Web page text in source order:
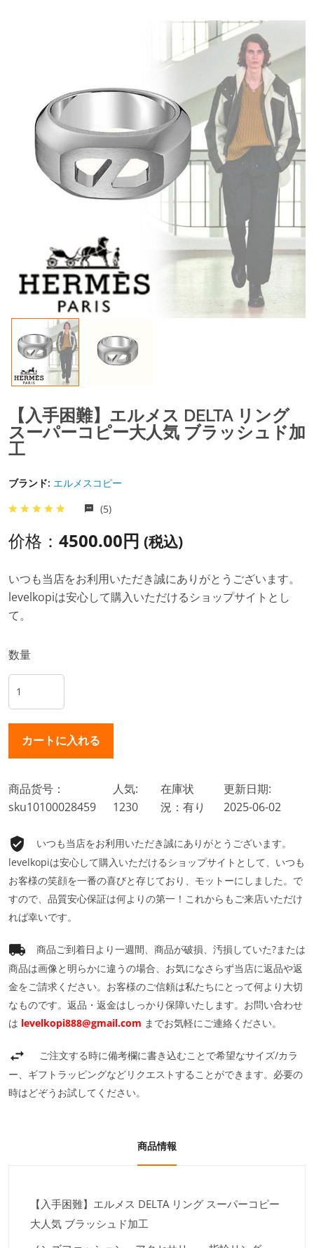
【入手困難】エルメス DELTA リング
スーパーコピー大人気 ブラッシュド加
工
ブランド: エルメスコピー
(5)
价格： 4500.00円 (税込)
いつも当店をお利用いただき誠にありがとうございます。
levelkopiは安心して購入いただけるショップサイトとし
て。
数量
商品货号：
sku10100028459
人気:
1230
在庫状
況：有り
更新日期:
2025-06-02
いつも当店をお利用いただき誠にありがとうございます。
levelkopiは安心して購入いただけるショップサイトとして、いつも
お客様の笑顔を一番の喜びと存じており、モットーにしました。で
すので、品質安心保証は何よりの第一！これからもご来店いただけ
れば幸いです。
商品ご到着日より一週間、商品が破損、汚損していた?または
商品は画像と明らかに違うの場合、お気になさらず当店に返品や返
金をご請求ください。お客様のご信頼は私たちにとって何より大切
なものです。返品・返金はしっかり保障いたします。お問い合わせ
は levelkopi888@gmail.com までお気軽にご連絡ください。
ご注文する時に備考欄に書き込むことで希望なサイズ/カラ
ー、ギフトラッピングなどリクエストすることができます。必要の
時はどぞうお試してください。
商品情報
【入手困難】エルメス DELTA リング スーパーコピー
大人気 ブラッシュド加工